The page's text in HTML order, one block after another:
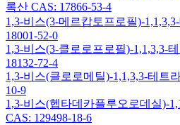
록산 CAS: 17866-53-4
1,3-비스(3-메르캅토프로필)-
18001-52-0
1,3-비스(3-클로로프로필)-1,1,3,3-
18132-72-4
1,3-비스(클로로메틸)-1,1,3,3-테트
10-9
1,3-비스(헵타데카플루오로데실)-
CAS: 129498-18-6